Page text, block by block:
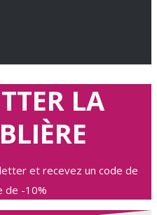
LA
et recevez un code de
de -10%